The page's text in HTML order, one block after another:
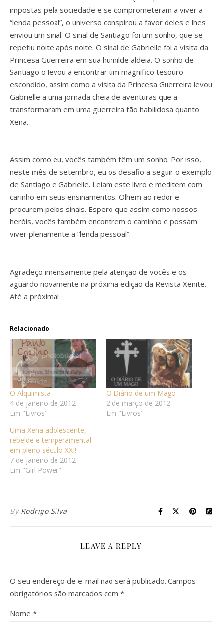
impostas pela sociedade e se comprometeram a viver a
“lenda pessoal”, o universo conspirou a favor deles e lhes
enviou um sinal. O sinal de Santiago foi um sonho, que se
repetiu noite após noite. O sinal de Gabrielle foi a visita da
Princesa Guerreira em sua humilde aldeia. O sonho de
Santiago o levou a encontrar um magnifico tesouro
escondido, assim como a visita da Princesa Guerreira levou
Gabrielle a uma jornada cheia de aventuras que a
transformaram em uma guerreira tão habilidosa quanto
Xena.
Assim como eu, vocês também têm um sonho. Por isso,
neste mês de setembro, eu os desafio a seguir o exemplo
de Santiago e Gabrielle. Leiam este livro e meditem com
carinho em seus ensinamentos. Olhem ao redor e
procurem pelos sinais. Espero que assim como nossos
heróis, vocês também encontrem o caminho e possam
viver plenamente a “lenda pessoal”.
Agradeço imensamente pela atenção de vocês e os
aguardo novamente na próxima edição da Revista Xenite.
Até a próxima!
Relacionado
O Alquimista
4 de janeiro de 2012
Em "Livros"
O Diário de um Mago
2 de março de 2012
Em "Livros"
Uma Xena adolescente,
rebelde e temperamental
em pleno século XXI!
7 de janeiro de 2012
Em "Girl Power"
By Rodrigo Silva
LEAVE A REPLY
O seu endereço de e-mail não será publicado. Campos
obrigatórios são marcados com *
Nome *